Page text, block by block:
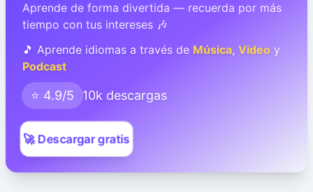
Aprende de forma divertida — recuerda por más
tiempo con tus intereses 🎶
🎵 Aprende idiomas a través de Música, Video y
Podcast
⭐ 4.9/5 10k descargas
🚀 Descargar gratis